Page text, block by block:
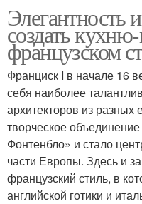
Элегантность
создать
французском
Франциск I в начале 16
себя наиболее
архитекторов из разных
творческое
Фонтенбло» и стало
части Европы. Здесь и
французский стиль, в
английской готики и